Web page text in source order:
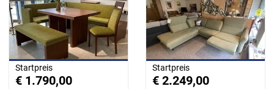
Startpreis
€ 1.790,00
Startpreis
€ 2.249,00